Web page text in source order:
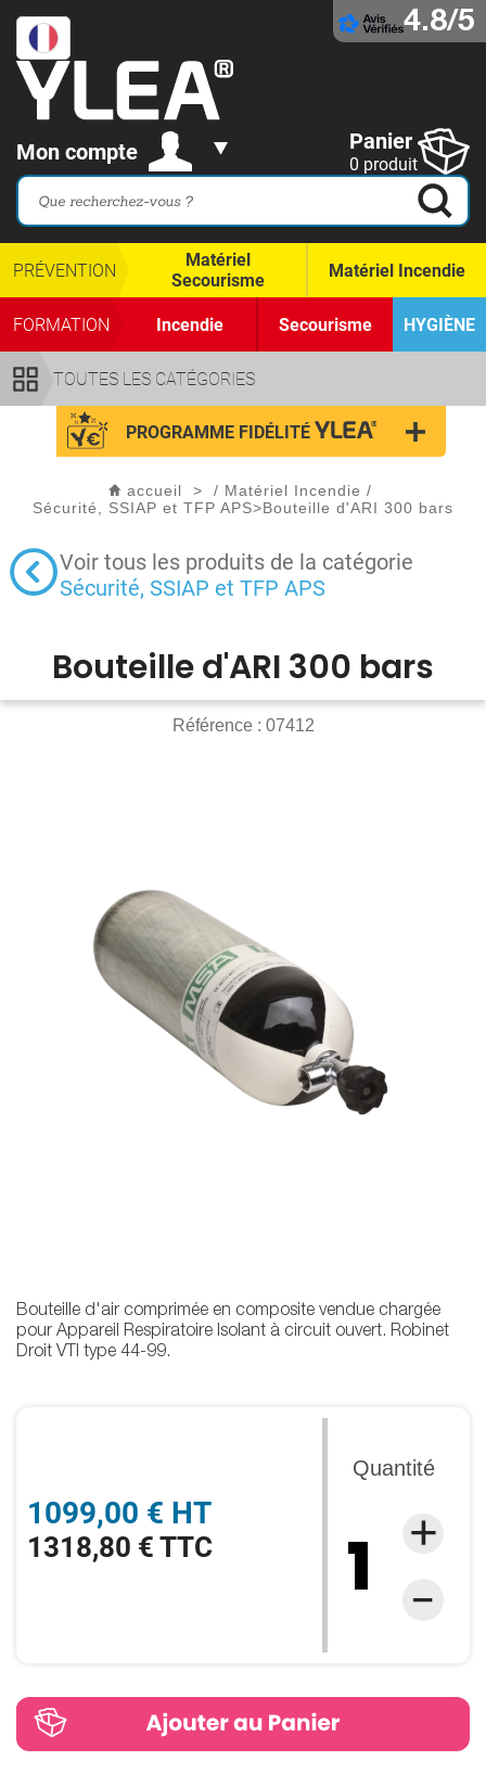
4.8/5
Mon compte Panier
0 produit
TOUTES LES CATÉGORIES
PRÉVENTION
Matériel
Secourisme
Matériel Incendie
FORMATION Incendie Secourisme HYGIÈNE
PROGRAMME FIDÉLITÉ
accueil > / Matériel Incendie /
Sécurité, SSIAP et TFP APS>Bouteille d'ARI 300 bars
Voir tous les produits de la catégorie
Sécurité, SSIAP et TFP APS
Bouteille d'ARI 300 bars
Référence : 07412
1099,00 € HT
1318,80 € TTC
Quantité
Bouteille d'air comprimée en composite vendue chargée
pour Appareil Respiratoire Isolant à circuit ouvert. Robinet
Droit VTI type 44-99.